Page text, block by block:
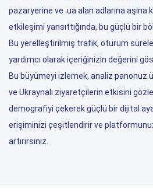
pazaryerine ve .ua alan adlarına aşina
etkileşimi yansıttığında, bu güçlü bir
Bu yerelleştirilmiş trafik, oturum
yardımcı olarak içeriğinizin değerini
Bu büyümeyi izlemek, analiz panonuz
ve Ukraynalı ziyaretçilerin etkisini
demografiyi çekerek güçlü bir dijital
erişiminizi çeşitlendirir ve
artırırsınız.